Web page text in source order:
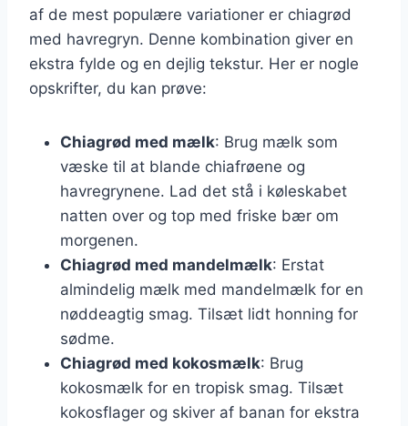
af de mest populære variationer er chiagrød
med havregryn. Denne kombination giver en
ekstra fylde og en dejlig tekstur. Her er nogle
opskrifter, du kan prøve:
Chiagrød med mælk: Brug mælk som
væske til at blande chiafrøene og
havregrynene. Lad det stå i køleskabet
natten over og top med friske bær om
morgenen.
Chiagrød med mandelmælk: Erstat
almindelig mælk med mandelmælk for en
nøddeagtig smag. Tilsæt lidt honning for
sødme.
Chiagrød med kokosmælk: Brug
kokosmælk for en tropisk smag. Tilsæt
kokosflager og skiver af banan for ekstra